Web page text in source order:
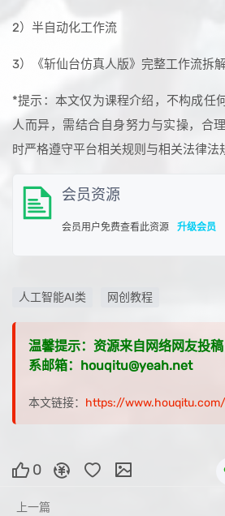
2）半自动化工作流
3）《斩仙台仿真人版》完整工作流拆
*提示：本文仅为课程介绍，不构成任
人而异，需结合自身努力与实操，合
时严格遵守平台相关规则与相关法律法
会员资源
会员用户免费查看此资源 升级会员
人工智能AI类 网创教程
温馨提示：资源来自网络网友投
系邮箱：houqitu@yeah.net
本文链接： https://
0
上一篇